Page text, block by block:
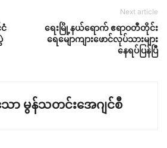
Next article
ရေးမြို့နယ်ရောက် ဧရာဝတီတိုင်း
ရေမျောကျားဖောင်လုပ်သားများ
နေရပ်ပြန်ပြီ
မွန်သတင်းအေဂျင်စီ